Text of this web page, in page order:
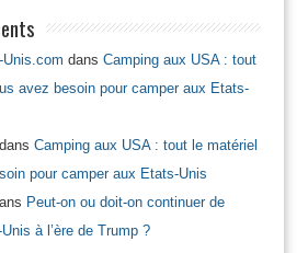
dans Camping aux USA : tout
avez besoin pour camper aux Etats-
dans Camping aux USA : tout le matériel
pour camper aux Etats-Unis
Peut-on ou doit-on continuer de
à l’ère de Trump ?